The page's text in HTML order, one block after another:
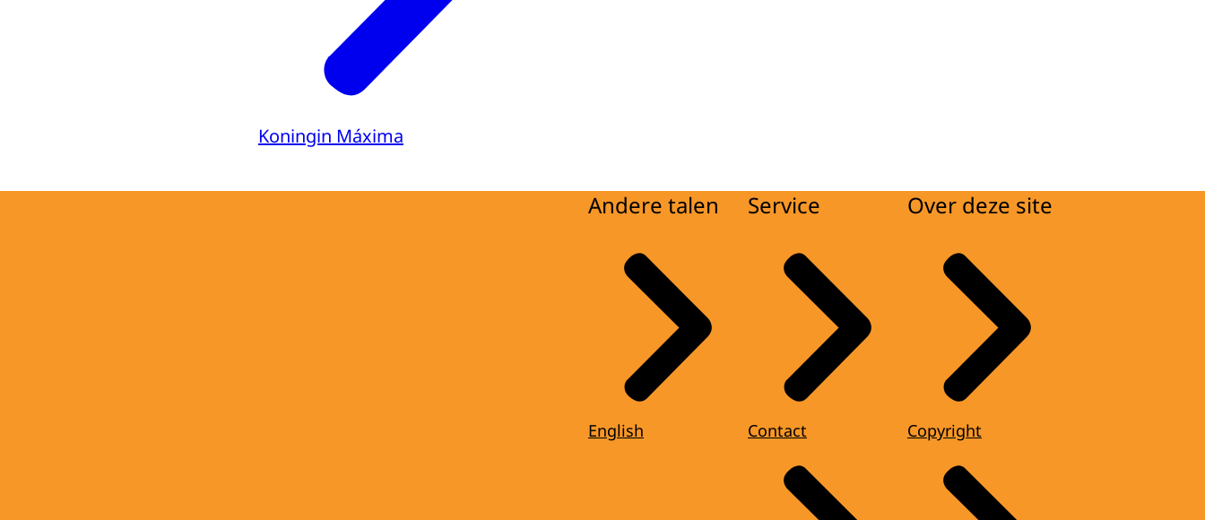
Koningin Máxima
Andere talen
English
Service
Contact
Over deze site
Copyright